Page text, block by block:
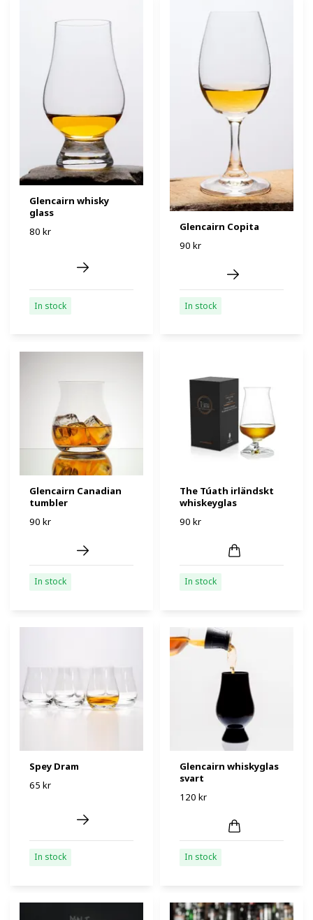
Glencairn whisky
glass
80 kr
In stock
Glencairn Copita
90 kr
In stock
Glencairn Canadian
tumbler
90 kr
In stock
The Túath irländskt
whiskeyglas
90 kr
In stock
Spey Dram
65 kr
In stock
Glencairn whiskyglas
svart
120 kr
In stock